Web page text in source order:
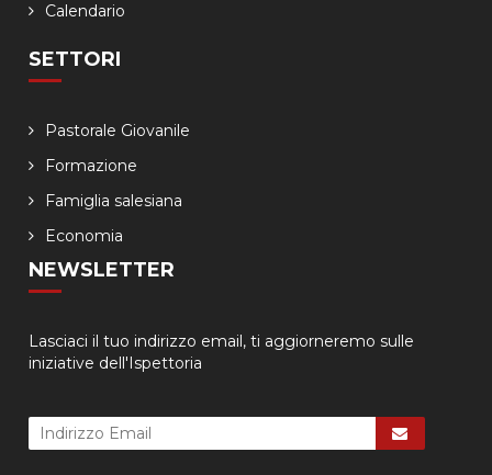
Calendario
SETTORI
Pastorale Giovanile
Formazione
Famiglia salesiana
Economia
NEWSLETTER
Lasciaci il tuo indirizzo email, ti aggiorneremo sulle
iniziative dell'Ispettoria